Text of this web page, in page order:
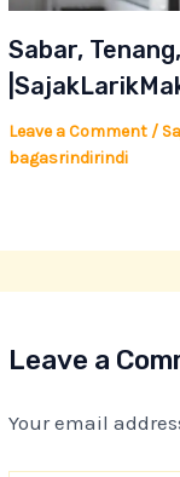
Sabar,
Leave a Comment /
bagasrindirindi
Leave a
Your email